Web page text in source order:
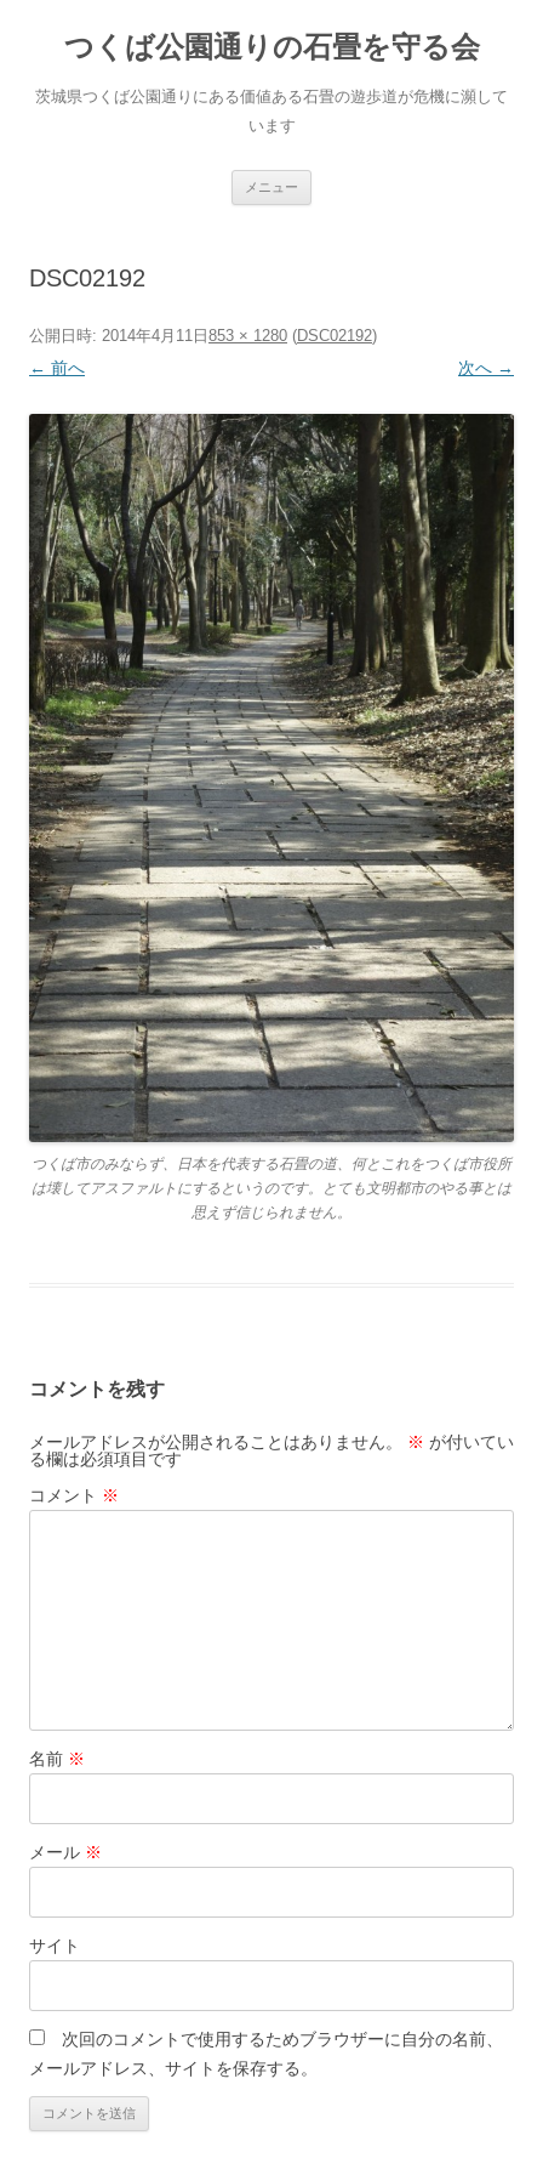
へ
ス
つくば公園通りの石畳を守る会
茨城県つくば公園通りにある価値ある石畳の遊歩道が危機に瀕して
います
メニュー
DSC02192
公開日時: 2014年4月11日 853 × 1280 (DSC02192)
← 前へ 次へ →
つくば市のみならず、日本を代表する石畳の道、何とこれをつくば市役所
は壊してアスファルトにするというのです。とても文明都市のやる事とは
思えず信じられません。
コメントを残す
メールアドレスが公開されることはありません。 ※ が付いてい
る欄は必須項目です
コメント ※
名前 ※
メール ※
サイト
次回のコメントで使用するためブラウザーに自分の名前、
メールアドレス、サイトを保存する。